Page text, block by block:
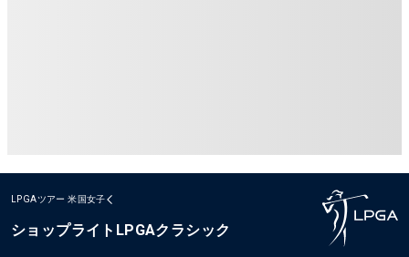
LPGAツアー 米国女子
ショップライトLPGAクラシック